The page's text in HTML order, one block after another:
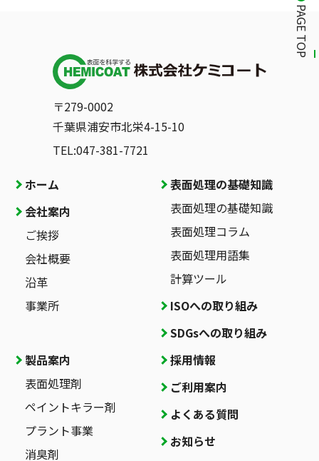
〒279-0002
千葉県浦安市北栄4-15-10
TEL:047-381-7721
ホーム
会社案内
ご挨拶
会社概要
沿革
事業所
製品案内
表面処理剤
ペイントキラー剤
プラント事業
消臭剤
表面処理の基礎知識
表面処理の基礎知識
表面処理コラム
表面処理用語集
計算ツール
ISOへの取り組み
SDGsへの取り組み
採用情報
ご利用案内
よくある質問
お知らせ
PAGE TOP